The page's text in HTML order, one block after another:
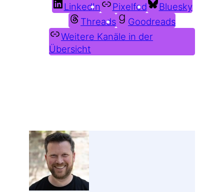
LinkedIn
Pixelfed
Bluesky
Threads
Goodreads
Weitere Kanäle in der
Übersicht